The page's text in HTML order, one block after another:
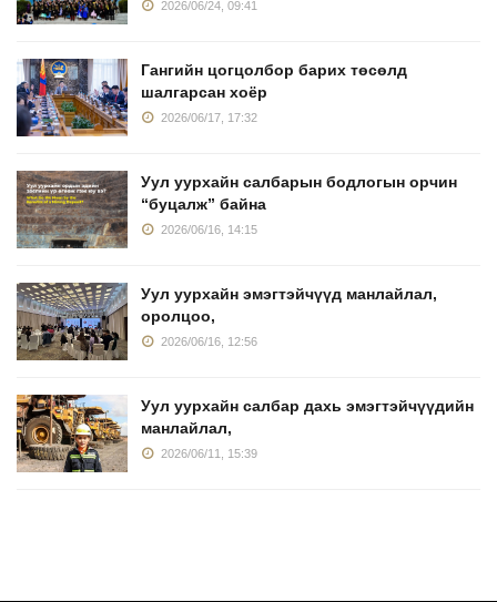
2026/06/24, 09:41
Гангийн цогцолбор барих төсөлд
шалгарсан хоёр
2026/06/17, 17:32
Уул уурхайн салбарын бодлогын орчин
“буцалж” байна
2026/06/16, 14:15
Уул уурхайн эмэгтэйчүүд манлайлал,
оролцоо,
2026/06/16, 12:56
Уул уурхайн салбар дахь эмэгтэйчүүдийн
манлайлал,
2026/06/11, 15:39